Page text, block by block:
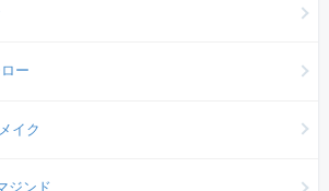
ー
イク
ジンド